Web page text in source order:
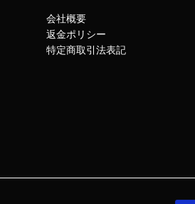
会社概要
返金ポリシー
特定商取引法表記